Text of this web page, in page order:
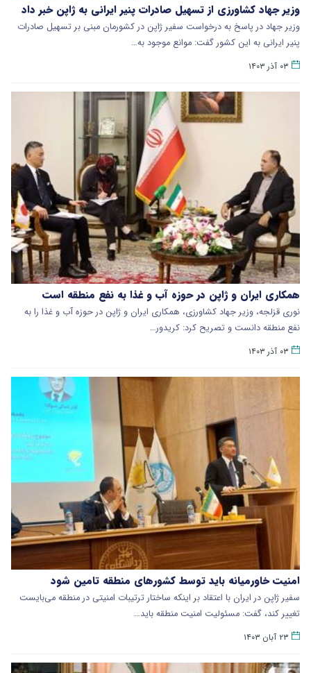
وزیر جهاد کشاورزی از تسهیل صادرات پنیر ایرانی به ژاپن خبر داد
وزیر جهاد در پاسخ به درخواست سفیر ژاپن در کشورمان مبنی بر تسهیل صادرات
پنیر ایرانی به این کشور گفت: موانع موجود به…
۰۳ آذر ۱۴۰۳
همکاری ایران و ژاپن در حوزه‌ آب و غذا به نفع منطقه است
نوری قزلجه، وزیر جهاد کشاورزی، همکاری ایران و ژاپن در حوزه‌ آب و غذا را به
نفع منطقه دانست و تصریح کرد: کریدور…
۰۳ آذر ۱۴۰۳
امنیت خاورمیانه باید توسط کشورهای منطقه تامین شود
سفیر ژاپن در ایران با اعتقاد بر اینکه ساختار ترتیبات امنیتی در منطقه می‌بایست
تغییر کند، گفت: مسئولیت امنیت منطقه باید…
۲۳ آبان ۱۴۰۳